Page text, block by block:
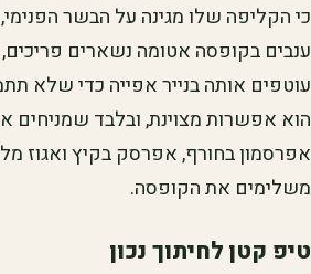
כי הקליפה שלו מגינה על הבשר
ענבים בקופסה אטומה נשארים
עוטפים אותה בנייר אפייה כדי שלא
הוא אפשרות מצוינת, ובלבד שמניחים
אפרסמון בחורף, אפרסק בקיץ ואגוז
משלימים את הקופסה.
טיפ קטן לחיתוך נכון